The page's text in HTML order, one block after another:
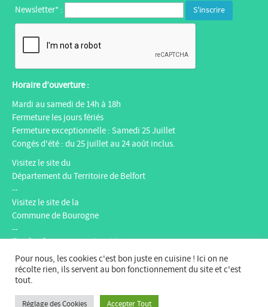
Newsletter* :
Horaire d’ouverture :
Mardi au samedi de 14h à 18h
Fermeture les jours fériés
Fermeture exceptionnelle : Samedi 25 Juillet
Congés d'été : du 25 juillet au 24 août inclus.
Visitez le site du
Département du Territoire de Belfort
--
Visitez le site de la
Commune de Bourogne
--
Facebook:Espace multimédia Gantner
Instagram: espacemultimediagantner
--
Website
--
Pour nous, les cookies c'est bon juste en cuisine ! Ici on ne
récolte rien, ils servent au bon fonctionnement du site et c'est
tout.
Réglage des Cookies Accepter Tout